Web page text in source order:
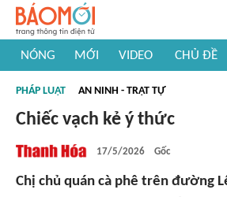
NÓNG MỚI VIDEO CHỦ ĐỀ
#Khám phá thế giới
PHÁP LUẬT AN NINH - TRẬT TỰ
Chiếc vạch kẻ ý thức
17/5/2026 Gốc
Chị chủ quán cà phê trên đường